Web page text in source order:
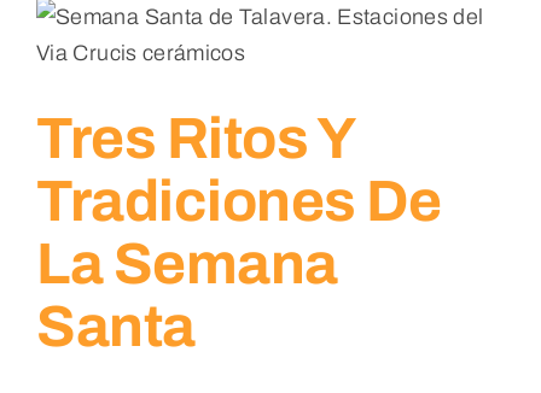
Tres Ritos Y
Tradiciones De
La Semana
Santa